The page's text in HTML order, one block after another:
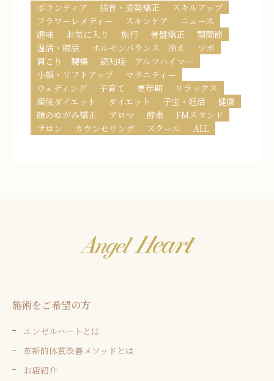
ボランティア 猫背・姿勢矯正
スキルアップ
フラワーレメディー
スキンケア
ニュース
趣味
お気に入り 旅行 骨盤矯正
顎関節
温活・腸活
ホルモンバランス 冷え
ツボ
肩こり 腰痛
認知症 アルツハイマー
小顔・リフトアップ
マタニティー
ウェディング
子育て 更年期
リラックス
産後ダイエット
ダイエット 子宝・妊活
健康
顔のゆがみ矯正
アロマ 酵素
FMスタンド
サロン
カウンセリング スクール ALL
施術をご希望の方
エンゼルハートとは
革新的体質改善メソッドとは
お店紹介